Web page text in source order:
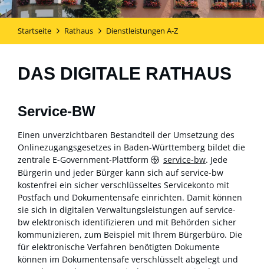
Startseite Rathaus Dienstleistungen A-Z
DAS DIGITALE RATHAUS
Service-BW
Einen unverzichtbaren Bestandteil der Umsetzung des
Onlinezugangsgesetzes in Baden-Württemberg bildet die
zentrale E-Government-Plattform
service-bw. Jede
Bürgerin und jeder Bürger kann sich auf service-bw
kostenfrei ein sicher verschlüsseltes Servicekonto mit
Postfach und Dokumentensafe einrichten. Damit können
sie sich in digitalen Verwaltungsleistungen auf service-
bw elektronisch identifizieren und mit Behörden sicher
kommunizieren, zum Beispiel mit Ihrem Bürgerbüro. Die
für elektronische Verfahren benötigten Dokumente
können im Dokumentensafe verschlüsselt abgelegt und